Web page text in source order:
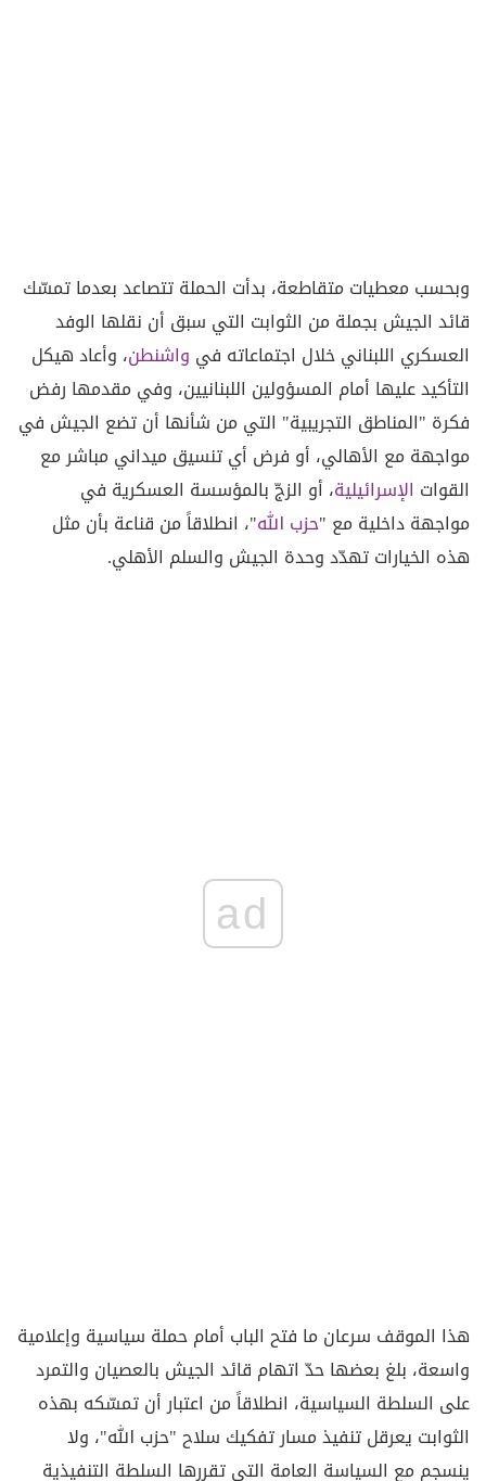
وبحسب معطيات متقاطعة، بدأت الحملة تتصاعد بعدما تمسّك
قائد الجيش بجملة من الثوابت التي سبق أن نقلها الوفد
العسكري اللبناني خلال اجتماعاته في واشنطن، وأعاد هيكل
التأكيد عليها أمام المسؤولين اللبنانيين، وفي مقدمها رفض
فكرة "المناطق التجريبية" التي من شأنها أن تضع الجيش في
مواجهة مع الأهالي، أو فرض أي تنسيق ميداني مباشر مع
القوات الإسرائيلية، أو الزجّ بالمؤسسة العسكرية في
مواجهة داخلية مع "حزب الله"، انطلاقاً من قناعة بأن مثل
هذه الخيارات تهدّد وحدة الجيش والسلم الأهلي.
ad
هذا الموقف سرعان ما فتح الباب أمام حملة سياسية وإعلامية
واسعة، بلغ بعضها حدّ اتهام قائد الجيش بالعصيان والتمرد
على السلطة السياسية، انطلاقاً من اعتبار أن تمسّكه بهذه
الثوابت يعرقل تنفيذ مسار تفكيك سلاح "حزب الله"، ولا
ينسجم مع السياسة العامة التي تقررها السلطة التنفيذية